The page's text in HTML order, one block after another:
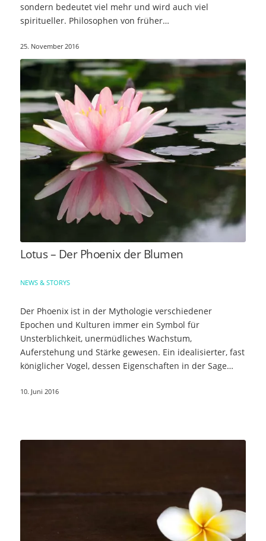
sondern bedeutet viel mehr und wird auch viel
spiritueller. Philosophen von früher…
25. November 2016
Lotus – Der Phoenix der Blumen
NEWS & STORYS
Der Phoenix ist in der Mythologie verschiedener
Epochen und Kulturen immer ein Symbol für
Unsterblichkeit, unermüdliches Wachstum,
Auferstehung und Stärke gewesen. Ein idealisierter, fast
königlicher Vogel, dessen Eigenschaften in der Sage…
10. Juni 2016